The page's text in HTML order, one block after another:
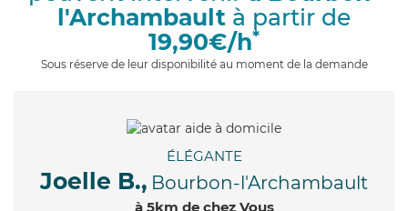
l'Archambault à partir de
19,90€/h*
Sous réserve de leur disponibilité au moment de la demande
ÉLÉGANTE
Joelle B., Bourbon-l'Archambault
à 5km de chez Vous